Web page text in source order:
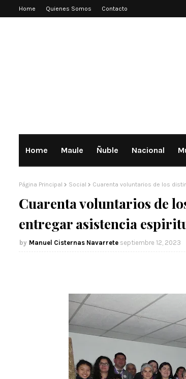
Home Quienes Somos Contacto
Home Maule Ñuble Nacional
Página Principal Social Cuarenta voluntarios de los
Cuarenta voluntarios de
entregar asistencia
Manuel Cisternas Navarrete septiembre 12, 2023